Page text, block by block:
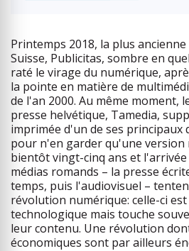
Printemps 2018, la plus
Suisse, Publicitas, sombre en
raté le virage du numérique,
la pointe en matière de
de l'an 2000. Au même moment,
presse helvétique, Tamedia,
imprimée d'un de ses principaux
pour n'en garder qu'une version
bientôt vingt-cinq ans et l'arrivée
médias romands – la presse
temps, puis l'audiovisuel –
révolution numérique: celle-ci
technologique mais touche
leur contenu. Une révolution
économiques sont par ailleurs